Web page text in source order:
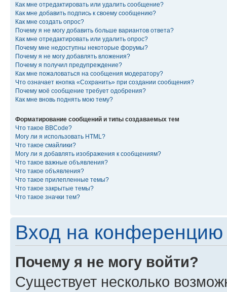
Как мне отредактировать или удалить сообщение?
Как мне добавить подпись к своему сообщению?
Как мне создать опрос?
Почему я не могу добавить больше вариантов ответа?
Как мне отредактировать или удалить опрос?
Почему мне недоступны некоторые форумы?
Почему я не могу добавлять вложения?
Почему я получил предупреждение?
Как мне пожаловаться на сообщения модератору?
Что означает кнопка «Сохранить» при создании сообщения?
Почему моё сообщение требует одобрения?
Как мне вновь поднять мою тему?
Форматирование сообщений и типы создаваемых тем
Что такое BBCode?
Могу ли я использовать HTML?
Что такое смайлики?
Могу ли я добавлять изображения к сообщениям?
Что такое важные объявления?
Что такое объявления?
Что такое прилепленные темы?
Что такое закрытые темы?
Что такое значки тем?
Вход на конференцию
Почему я не могу войти?
Существует несколько